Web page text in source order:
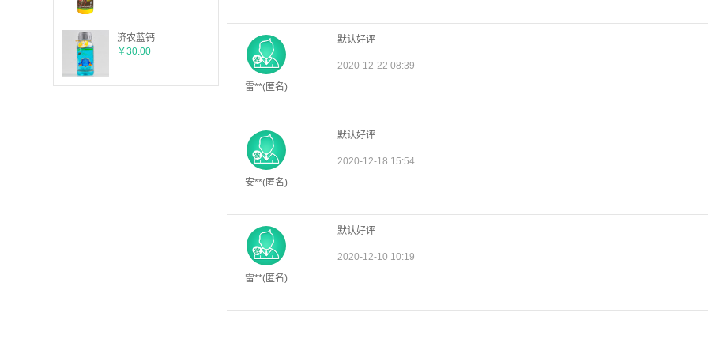
济农蓝钙
￥30.00